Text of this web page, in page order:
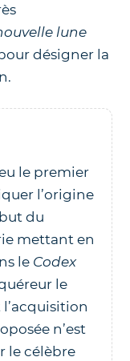
lune
désigner la
le premier
l’origine
du
mettant en
le Codex
le
n’est
le célèbre